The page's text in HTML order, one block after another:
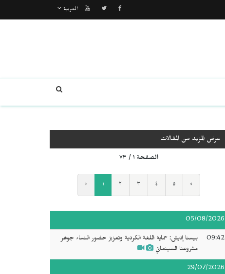
العربية
عرض المزيد من المقالات
الصفحة ١ / ٧٣
‹ ١ ٢ ٣ ٤ ٥ ›
05/08/2026
09:42
بيسنا إديش: حماية اللغة الكردية وتعزيز حضور النساء جوهر
مشروعنا السينمائي
29/07/2026